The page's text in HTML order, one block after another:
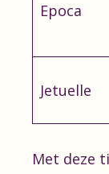
Epoca
Jetuelle
Met deze